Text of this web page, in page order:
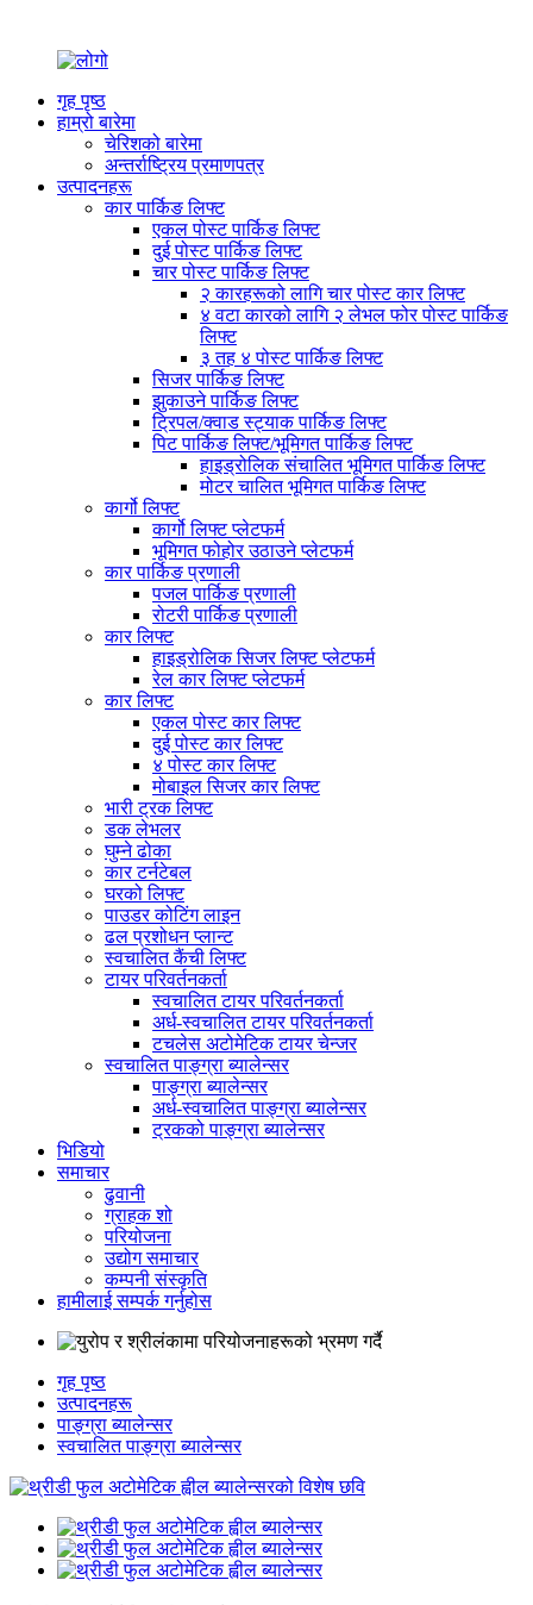
गृह पृष्ठ
हाम्रो बारेमा
चेरिशको बारेमा
अन्तर्राष्ट्रिय प्रमाणपत्र
उत्पादनहरू
कार पार्किङ लिफ्ट
एकल पोस्ट पार्किङ लिफ्ट
दुई पोस्ट पार्किङ लिफ्ट
चार पोस्ट पार्किङ लिफ्ट
२ कारहरूको लागि चार पोस्ट कार लिफ्ट
४ वटा कारको लागि २ लेभल फोर पोस्ट पार्किङ
लिफ्ट
३ तह ४ पोस्ट पार्किङ लिफ्ट
सिजर पार्किङ लिफ्ट
झुकाउने पार्किङ लिफ्ट
ट्रिपल/क्वाड स्ट्याक पार्किङ लिफ्ट
पिट पार्किङ लिफ्ट/भूमिगत पार्किङ लिफ्ट
हाइड्रोलिक संचालित भूमिगत पार्किङ लिफ्ट
मोटर चालित भूमिगत पार्किङ लिफ्ट
कार्गो लिफ्ट
कार्गो लिफ्ट प्लेटफर्म
भूमिगत फोहोर उठाउने प्लेटफर्म
कार पार्किङ प्रणाली
पजल पार्किङ प्रणाली
रोटरी पार्किङ प्रणाली
कार लिफ्ट
हाइड्रोलिक सिजर लिफ्ट प्लेटफर्म
रेल कार लिफ्ट प्लेटफर्म
कार लिफ्ट
एकल पोस्ट कार लिफ्ट
दुई पोस्ट कार लिफ्ट
४ पोस्ट कार लिफ्ट
मोबाइल सिजर कार लिफ्ट
भारी ट्रक लिफ्ट
डक लेभलर
घुम्ने ढोका
कार टर्नटेबल
घरको लिफ्ट
पाउडर कोटिंग लाइन
ढल प्रशोधन प्लान्ट
स्वचालित कैंची लिफ्ट
टायर परिवर्तनकर्ता
स्वचालित टायर परिवर्तनकर्ता
अर्ध-स्वचालित टायर परिवर्तनकर्ता
टचलेस अटोमेटिक टायर चेन्जर
स्वचालित पाङ्ग्रा ब्यालेन्सर
पाङ्ग्रा ब्यालेन्सर
अर्ध-स्वचालित पाङ्ग्रा ब्यालेन्सर
ट्रकको पाङ्ग्रा ब्यालेन्सर
भिडियो
समाचार
ढुवानी
ग्राहक शो
परियोजना
उद्योग समाचार
कम्पनी संस्कृति
हामीलाई सम्पर्क गर्नुहोस
गृह पृष्ठ
उत्पादनहरू
पाङ्ग्रा ब्यालेन्सर
स्वचालित पाङ्ग्रा ब्यालेन्सर